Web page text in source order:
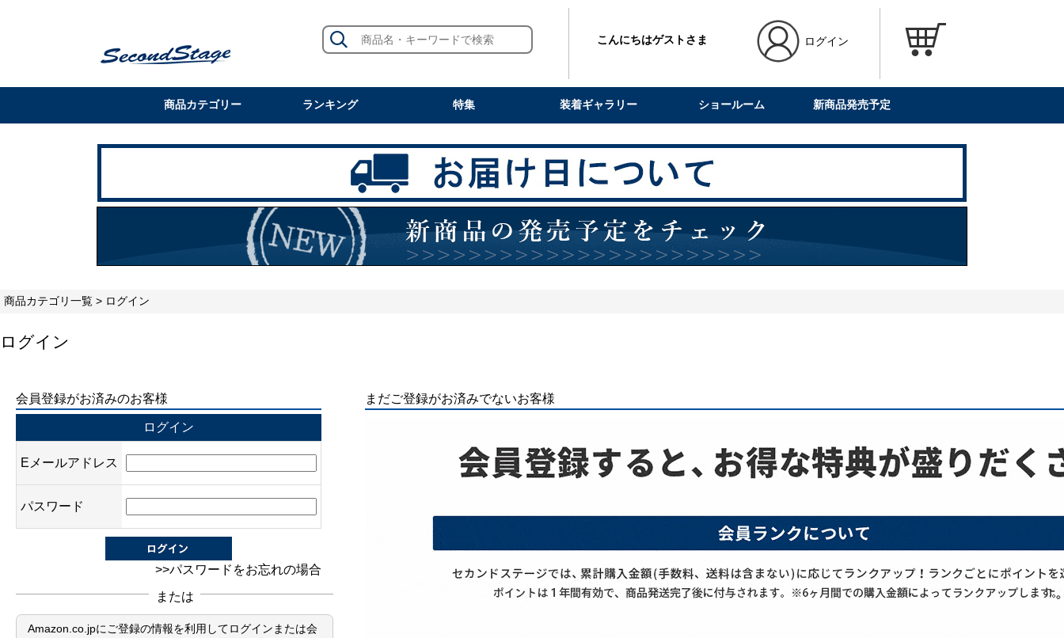
こんにちはゲストさま ログイン
商品カテゴリー ランキング 特集 装着ギャラリー ショールーム 新商品発売予定
商品カテゴリ一覧 > ログイン
ログイン
会員登録がお済みのお客様
ログイン
Eメールアドレス
パスワード
>>パスワードをお忘れの場合
または
Amazon.co.jpにご登録の情報を利用してログインまたは会
まだご登録がお済みでないお客様